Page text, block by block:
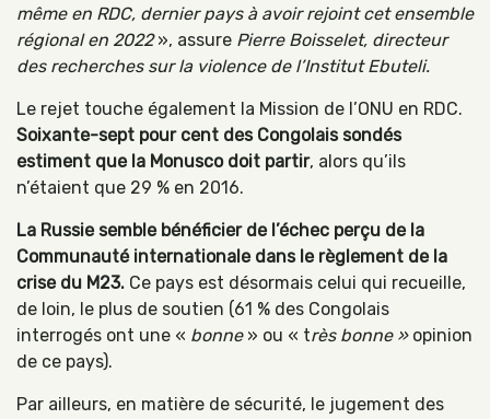
même en RDC, dernier pays à avoir rejoint cet ensemble
régional en 2022», assure Pierre Boisselet, directeur
des recherches sur la violence de l’Institut Ebuteli.
Le rejet touche également la Mission de l’ONU en RDC.
Soixante-sept pour cent des Congolais sondés
estiment que la Monusco doit partir, alors qu’ils
n’étaient que 29 % en 2016.
La Russie semble bénéficier de l’échec perçu de la
Communauté internationale dans le règlement de la
crise du M23. Ce pays est désormais celui qui recueille,
de loin, le plus de soutien (61 % des Congolais
interrogés ont une « bonne» ou « très bonne »opinion
de ce pays).
Par ailleurs, en matière de sécurité, le jugement des